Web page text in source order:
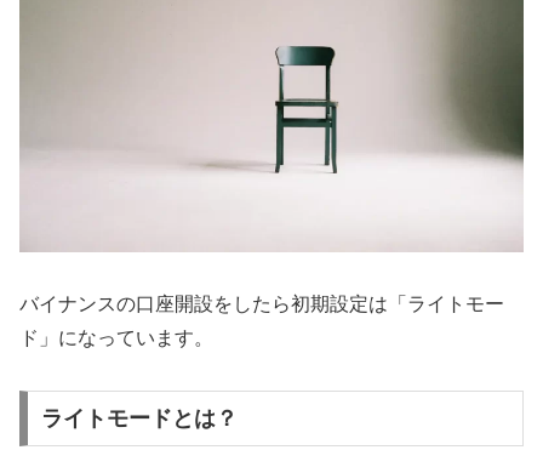
バイナンスの口座開設をしたら初期設定は「ライトモー
ド」になっています。
ライトモードとは？